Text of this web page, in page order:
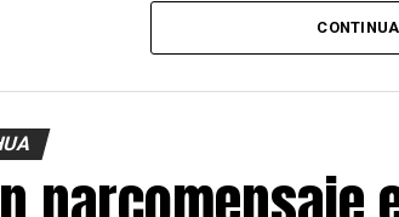
de Gobierno, Santiago de la Peña; la
de la Junta Municipal de Agua y
que en los próximos días el
de Rafael Loera y anuncie quién
Humano y Bien Común.